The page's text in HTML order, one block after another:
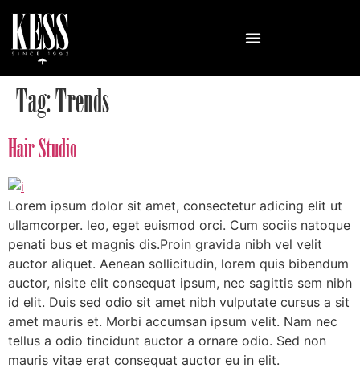
Tag:Trends
Hair Studio
Lorem ipsum dolor sit amet, consectetur adicing elit ut
ullamcorper. leo, eget euismod orci. Cum sociis natoque
penati bus et magnis dis.Proin gravida nibh vel velit
auctor aliquet. Aenean sollicitudin, lorem quis bibendum
auctor, nisite elit consequat ipsum, nec sagittis sem nibh
id elit. Duis sed odio sit amet nibh vulputate cursus a sit
amet mauris et. Morbi accumsan ipsum velit. Nam nec
tellus a odio tincidunt auctor a ornare odio. Sed non
mauris vitae erat consequat auctor eu in elit.